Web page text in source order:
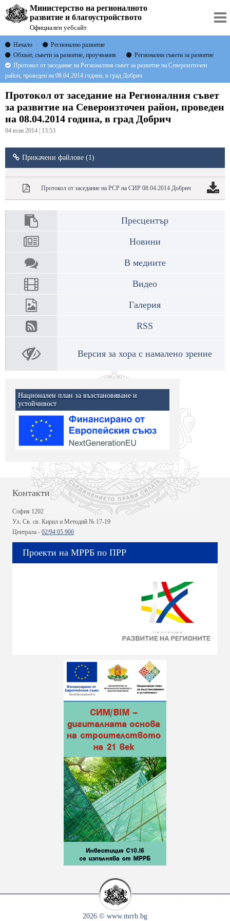
Министерство на регионалното
развитие и благоустройството
Официален уебсайт
Начало
Регионално развитие
Обхват, съвети за развитие, проучвания
Регионални съвети за развитие
Протокол от заседание на Регионалния съвет за развитие на Североизточен
район, проведен на 08.04.2014 година, в град Добрич
Протокол от заседание на Регионалния съвет
за развитие на Североизточен район, проведен
на 08.04.2014 година, в град Добрич
04 юли 2014 | 13:53
Прикачени файлове (1)
Протокол от заседание на РСР на СИР 08.04.2014 Добрич
Пресцентър
Новини
В медиите
Видео
Галерия
RSS
Версия за хора с намалено зрение
Национален план за възстановяване и
устойчивост
Контакти
София 1202
Ул. Св. св. Кирил и Методий № 17-19
Централа - 02/94 05 900
Проекти на МРРБ по ПРР
2026 © www.mrrb.bg